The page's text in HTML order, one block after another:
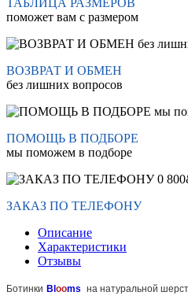
ТАБЛИЦА РАЗМЕРОВ
поможет вам с размером
ВОЗВРАТ И ОБМЕН
без лишних вопросов
ПОМОЩЬ В ПОДБОРЕ
мы поможем в подборе
ЗАКАЗ ПО ТЕЛЕФОНУ
Описание
Характеристики
Отзывы
Ботинки Bl ooms на натуральной